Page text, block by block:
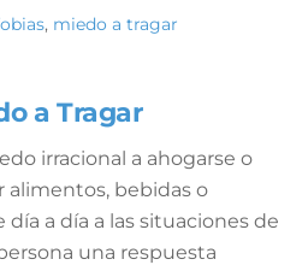
, miedo a tragar
a Tragar
irracional a ahogarse o
alimentos, bebidas o
día a día a las situaciones de
una respuesta